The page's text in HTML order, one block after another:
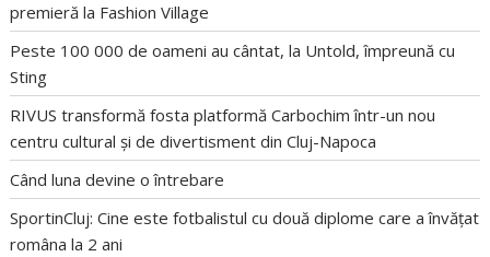
premieră la Fashion Village
Peste 100 000 de oameni au cântat, la Untold, împreună cu
Sting
RIVUS transformă fosta platformă Carbochim într-un nou
centru cultural și de divertisment din Cluj-Napoca
Când luna devine o întrebare
SportinCluj: Cine este fotbalistul cu două diplome care a învățat
româna la 2 ani